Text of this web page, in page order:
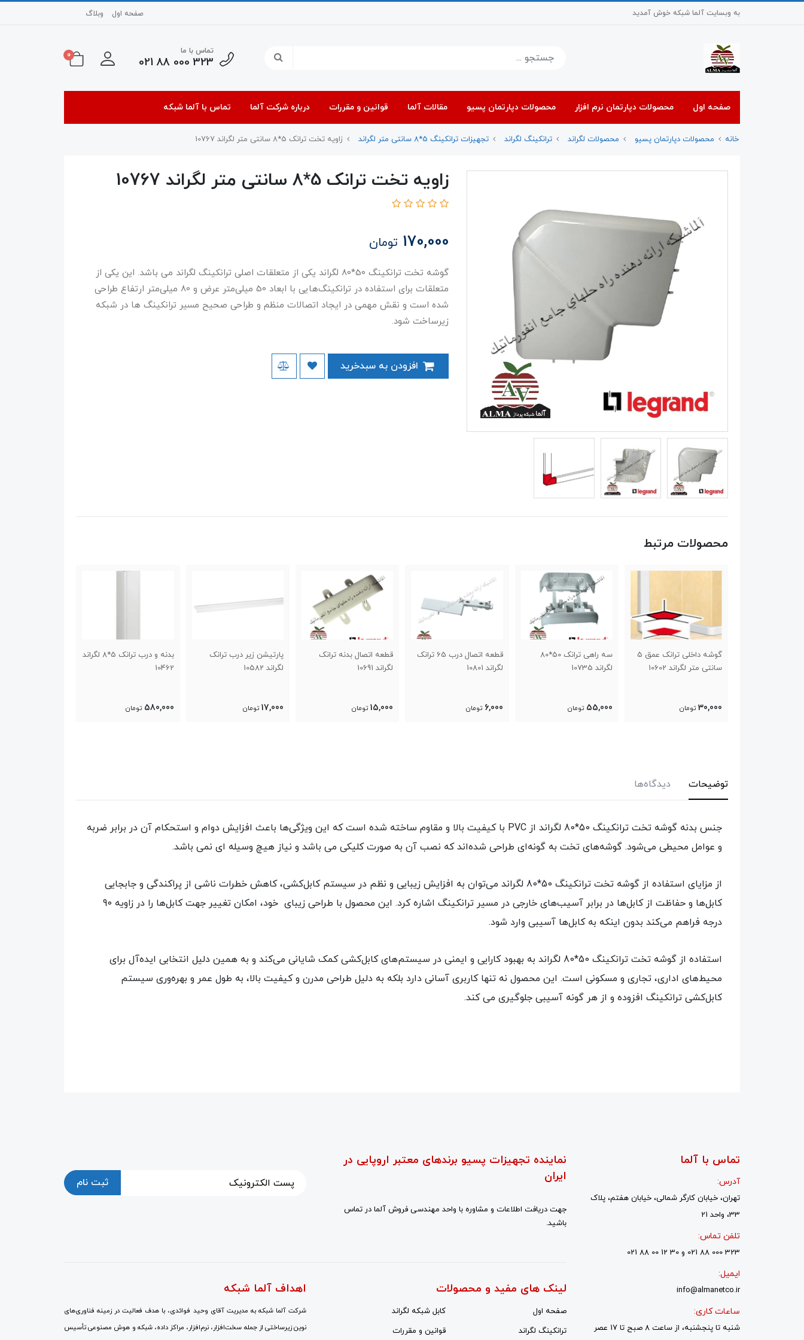
به وبسایت آلما شبکه خوش آمدید صفحه اول وبلاگ
تماس با ما
323 000 88 021
0
صفحه اول محصولات دپارتمان نرم افزار محصولات دپارتمان پسیو مقالات آلما قوانین و مقررات درباره شرکت آلما تماس با آلما شبکه
خانه محصولات دپارتمان پسیو محصولات لگراند ترانکینگ لگراند تجهیزات ترانکینگ 5*8 سانتی متر لگراند زاویه تخت ترانک 5*8 سانتی متر لگراند 10767
زاویه تخت ترانک 5*8 سانتی متر لگراند 10767
170,000 تومان
گوشه تخت ترانکینگ 50*80 لگراند یکی از متعلقات اصلی ترانکینگ لگراند می باشد. این یکی از
متعلقات برای استفاده در ترانکینگ‌هایی با ابعاد 50 میلی‌متر عرض و 80 میلی‌متر ارتفاع طراحی
شده است و نقش مهمی در ایجاد اتصالات منظم و طراحی صحیح مسیر ترانکینگ ها در شبکه
زیرساخت شود.
محصولات مرتبط
سه راهی ترانک 50*80
لگراند 10735
55,000 تومان
قطعه اتصال درب 65 ترانک
لگراند 10801
6,000 تومان
قطعه اتصال بدنه ترانک
لگراند 10691
15,000 تومان
پارتیشن زیر درب ترانک
لگراند 10582
17,000 تومان
10462
580,000 تومان
مسدود کننده ترانک 5*8
سانتی متر لگراند 10722
15,000 تومان
توضیحات دیدگاه‌ها
جنس بدنه گوشه تخت ترانکینگ 50*80 لگراند از PVC با کیفیت بالا و مقاوم ساخته شده است که این ویژگی‌ها باعث افزایش دوام و استحکام آن در برابر ضربه
و عوامل محیطی می‌شود. گوشه‌های تخت به گونه‌ای طراحی شده‌اند که نصب آن به صورت کلیکی می باشد و نیاز هیچ وسیله ای نمی باشد.
از مزایای استفاده از گوشه تخت ترانکینگ 50*80 لگراند می‌توان به افزایش زیبایی و نظم در سیستم کابل‌کشی، کاهش خطرات ناشی از پراکندگی و جابجایی
کابل‌ها و حفاظت از کابل‌ها در برابر آسیب‌های خارجی در مسیر ترانکینگ اشاره کرد. این محصول با طراحی زیبای خود، امکان تغییر جهت کابل‌ها را در زاویه 90
درجه فراهم می‌کند بدون اینکه به کابل‌ها آسیبی وارد شود.
استفاده از گوشه تخت ترانکینگ 50*80 لگراند به بهبود کارایی و ایمنی در سیستم‌های کابل‌کشی کمک شایانی می‌کند و به همین دلیل انتخابی ایده‌آل برای
محیط‌های اداری، تجاری و مسکونی است. این محصول نه تنها کاربری آسانی دارد بلکه به دلیل طراحی مدرن و کیفیت بالا، به طول عمر و بهره‌وری سیستم
کابل‌کشی ترانکینگ افزوده و از هر گونه آسیبی جلوگیری می کند.
تماس با آلما
آدرس:
تهران، خیابان کارگر شمالی، خیابان هفتم، پلاک
33، واحد 21
تلفن تماس:
323 000 88 021 و 30 12 00 88 021
ایمیل:
info@almanetco.ir
ساعات کاری:
شنبه تا پنجشنبه، از ساعت 8 صبح تا 17 عصر
نماینده تجهیزات پسیو برندهای معتبر اروپایی در
ایران
جهت دریافت اطلاعات و مشاوره با واحد مهندسی فروش آلما در تماس
باشید.
ثبت نام
لینک های مفید و محصولات
صفحه اول
کابل شبکه لگراند
ترانکینگ لگراند
قوانین و مقررات
اهداف آلما شبکه
شرکت آلما شبکه به مدیریت آقای وحید فوائدی، با هدف فعالیت در زمینه فناوری‌های
نوین زیرساختی از جمله سخت‌افزار، نرم‌افزار، مراکز داده، شبکه و هوش مصنوعی تأسیس